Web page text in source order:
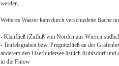
werden.
Weiteres Wasser kam durch verschiedene Bäche
- Klanfließ (Zufluß von Norden aus Wiesen
- Teufelsgraben bzw. Pregnitzfließ an der
anderem den Eiserbudersee östlich Ruhlsdorf
in die Finow